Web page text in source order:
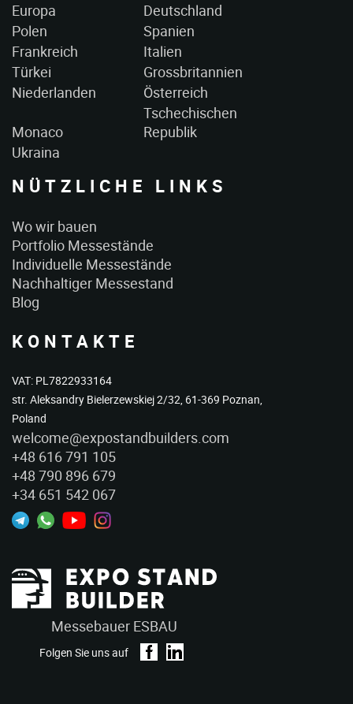
Messebauer ESBAU
Folgen Sie uns auf
Europa
Deutschland
Polen
Spanien
Frankreich
Italien
Türkei
Grossbritannien
Niederlanden
Österreich
Monaco
Tschechischen
Republik
Ukraina
NÜTZLICHE LINKS
Wo wir bauen
Portfolio Messestände
Individuelle Messestände
Nachhaltiger Messestand
Blog
KONTAKTE
VAT: PL7822933164
str. Aleksandry Bielerzewskiej 2/32, 61-369 Poznan,
Poland
welcome@expostandbuilders.com
+48 616 791 105
+48 790 896 679
+34 651 542 067